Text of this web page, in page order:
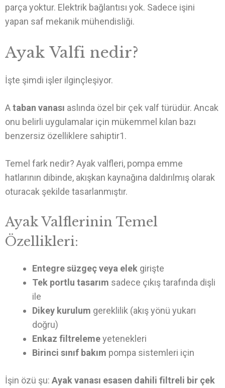
parça yoktur. Elektrik bağlantısı yok. Sadece işini
yapan saf mekanik mühendisliği.
Ayak Valfi nedir?
İşte şimdi işler ilginçleşiyor.
Ataban vanası aslında özel bir çek valf türüdür. Ancak
onu belirli uygulamalar için mükemmel kılan bazı
benzersiz özelliklere sahiptir1.
Temel fark nedir? Ayak valfleri, pompa emme
hatlarının dibinde, akışkan kaynağına daldırılmış olarak
oturacak şekilde tasarlanmıştır.
Ayak Valflerinin Temel
Özellikleri:
Entegre süzgeç veya elek girişte
Tek portlu tasarım sadece çıkış tarafında dişli
ile
Dikey kurulum gereklilik (akış yönü yukarı
doğru)
Enkaz filtrelemeyetenekleri
Birinci sınıf bakım pompa sistemleri için
İşin özü şu: Ayak vanası esasen dahili filtreli bir çek